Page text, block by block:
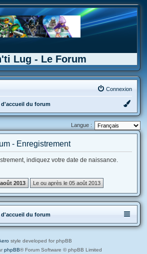
Lug - Le Forum
Connexion
d'accueil du forum
Langue :
- Enregistrement
indiquez votre date de naissance.
d'accueil du forum
style developed for phpBB
phpBB® Forum Software © phpBB Limited